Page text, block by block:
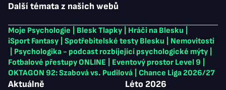
Další témata z našich webů
Moje Psychologie Blesk Tlapky Hráči na Blesku
iSport Fantasy
Spotřebitelské testy Blesku
Nemovitosti
Psychologika - podcast rozbíjející psychologické mýty
Fotbalové přestupy ONLINE
Eventový prostor Level 9
OKTAGON 92: Szabová vs. Pudilová
Chance Liga 2026/27
Aktuálně Léto 2026